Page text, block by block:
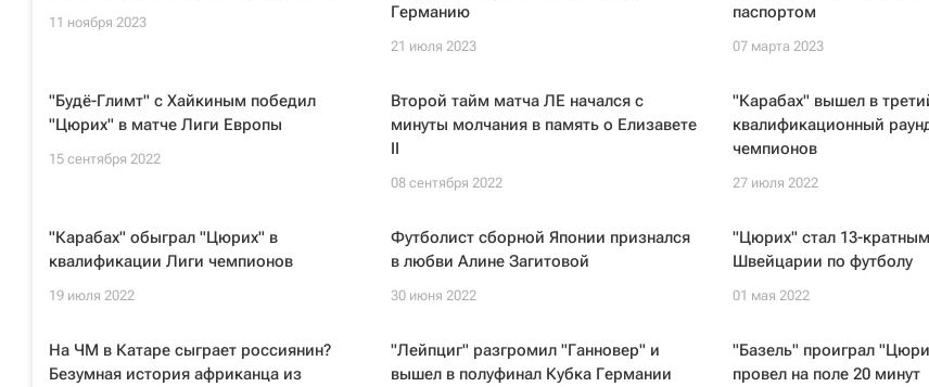
11 ноября 2023
Германию
21 июля 2023
паспортом
07 марта 2023
"Будё-Глимт" с Хайкиным победил
"Цюрих" в матче Лиги Европы
15 сентября 2022
Второй тайм матча ЛЕ начался с
минуты молчания в память о Елизавете
II
08 сентября 2022
"Карабах" вышел в
квалификационный
чемпионов
27 июля 2022
"Карабах" обыграл "Цюрих" в
квалификации Лиги чемпионов
19 июля 2022
Футболист сборной Японии признался
в любви Алине Загитовой
30 июня 2022
"Цюрих" стал 13-
Швейцарии по футболу
01 мая 2022
На ЧМ в Катаре сыграет россиянин?
Безумная история африканца из
"Лейпциг" разгромил "Ганновер" и
вышел в полуфинал Кубка Германии
"Базель" проиграл
провел на поле 20 минут